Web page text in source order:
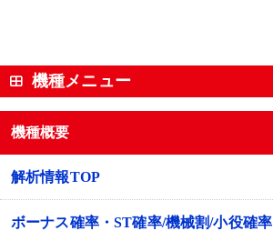
機種メニュー
機種概要
解析情報TOP
ボーナス確率・ST確率/機械割/小役確率